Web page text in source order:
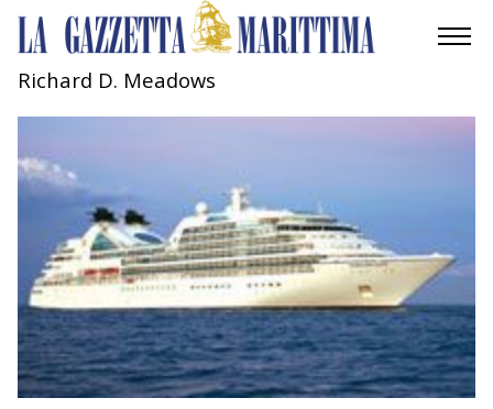
MOBILITÀ
INDUSTRIA
RICERCA
ECONOMIA
TURISMO
Richard D. Meadows